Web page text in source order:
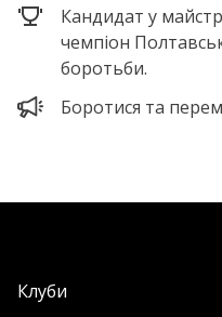
Кандидат у
чемпіон
боротьби.
Боротися та
Клуби